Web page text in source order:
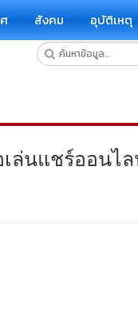
สังคม อุบัติเหตุ
เล่นแชร์ออน